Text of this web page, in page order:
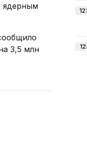
ядерным
3,5 млн